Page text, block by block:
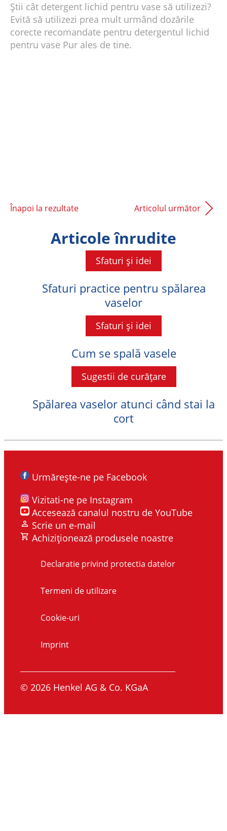
Știi cât detergent lichid pentru vase să utilizezi?
Evită să utilizezi prea mult urmând dozările
corecte recomandate pentru detergentul lichid
pentru vase Pur ales de tine.
Înapoi la rezultate Articolul următor
Articole înrudite
Sfaturi și idei
Sfaturi practice pentru spălarea
vaselor
Sfaturi și idei
Cum se spală vasele
Sugestii de curățare
Spălarea vaselor atunci când stai la
cort
Urmărește-ne pe Facebook
Vizitati-ne pe Instagram
Accesează canalul nostru de YouTube
Scrie un e-mail
Achiziționează produsele noastre
Declaratie privind protectia datelor
Termeni de utilizare
Cookie-uri
Imprint
© 2026 Henkel AG & Co. KGaA